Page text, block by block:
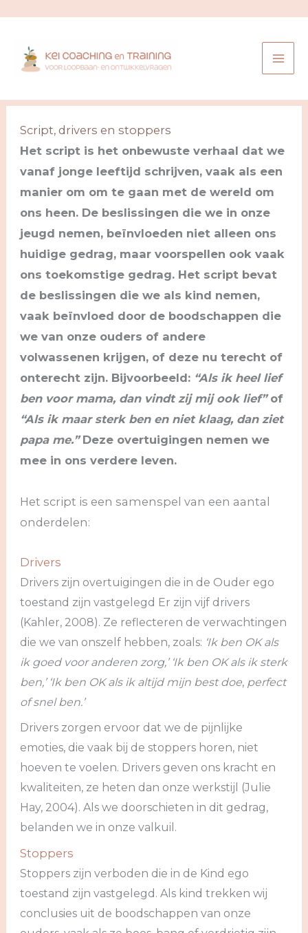
Script, drivers en stoppers
Het script is het onbewuste verhaal dat we
vanaf jonge leeftijd schrijven, vaak als een
manier om om te gaan met de wereld om
ons heen. De beslissingen die we in onze
jeugd nemen, beïnvloeden niet alleen ons
huidige gedrag, maar voorspellen ook vaak
ons toekomstige gedrag. Het script bevat
de beslissingen die we als kind nemen,
vaak beïnvloed door de boodschappen die
we van onze ouders of andere
volwassenen krijgen, of deze nu terecht of
onterecht zijn. Bijvoorbeeld: “Als ik heel lief
ben voor mama, dan vindt zij mij ook lief”of
“Als ik maar sterk ben en niet klaag, dan ziet
papa me.”Deze overtuigingen nemen we
mee in ons verdere leven.
Het script is een samenspel van een aantal
onderdelen:
Drivers
Drivers zijn overtuigingen die in de Ouder ego
toestand zijn vastgelegd Er zijn vijf drivers
(Kahler, 2008). Ze reflecteren de verwachtingen
die we van onszelf hebben, zoals: ‘Ik ben OK als
ik goed voor anderen zorg,’ ‘Ik ben OK als ik sterk
ben,’ ‘Ik ben OK als ik altijd mijn best doe, perfect
of snel ben.’
Drivers zorgen ervoor dat we de pijnlijke
emoties, die vaak bij de stoppers horen, niet
hoeven te voelen. Drivers geven ons kracht en
kwaliteiten, ze heten dan onze werkstijl (Julie
Hay, 2004). Als we doorschieten in dit gedrag,
belanden we in onze valkuil.
Stoppers
Stoppers zijn verboden die in de Kind ego
toestand zijn vastgelegd. Als kind trekken wij
conclusies uit de boodschappen van onze